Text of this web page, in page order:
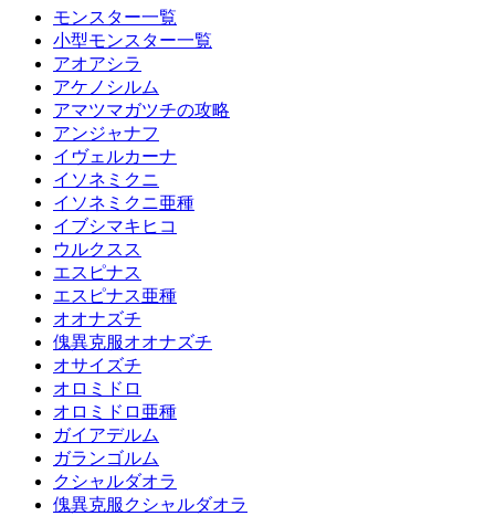
モンスター一覧
小型モンスター一覧
アオアシラ
アケノシルム
アマツマガツチの攻略
アンジャナフ
イヴェルカーナ
イソネミクニ
イソネミクニ亜種
イブシマキヒコ
ウルクスス
エスピナス
エスピナス亜種
オオナズチ
傀異克服オオナズチ
オサイズチ
オロミドロ
オロミドロ亜種
ガイアデルム
ガランゴルム
クシャルダオラ
傀異克服クシャルダオラ